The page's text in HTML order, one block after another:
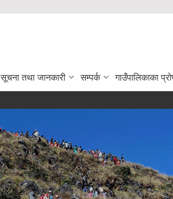
सूचना तथा जानकारी सम्पर्क गाउँपालिकाका